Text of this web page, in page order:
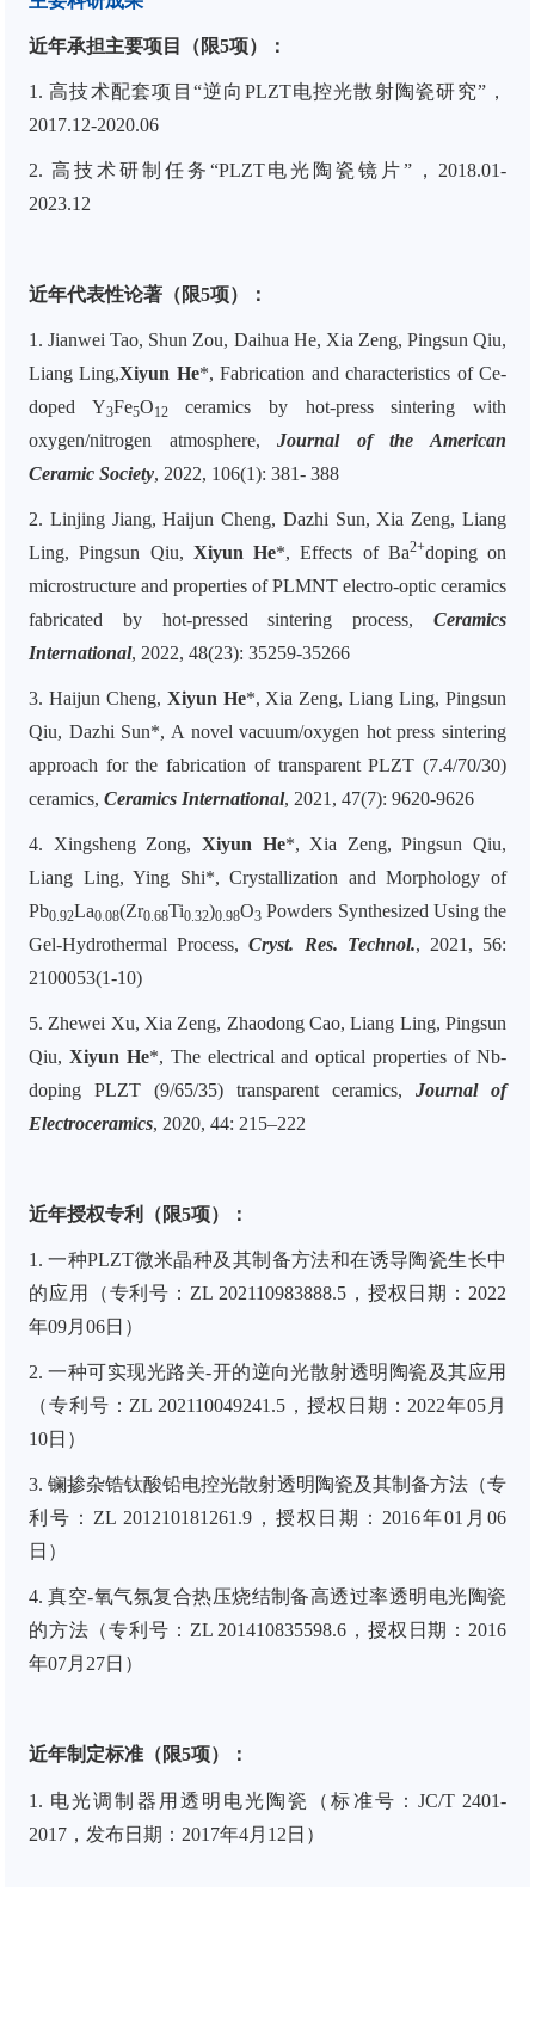
近年承担主要项目（限5项）：
1.高技术配套项目“逆向 PLZT电控光散射陶瓷研究”，
2017.12-2020.06
2. 高技术研制任务“PLZT电光陶瓷镜片”， 2018.01-
2023.12
近年代表性论著（限5项）：
1. Jianwei Tao, Shun Zou, Daihua He, Xia Zeng, Pingsun Qiu,
Liang Ling,Xiyun He*, Fabrication and characteristics of Ce‐
doped Y3Fe5O12ceramics by hot‐press sintering with
oxygen/nitrogen atmosphere,Journal of the American
Ceramic Society, 2022, 106(1): 381- 388
2. Linjing Jiang, Haijun Cheng, Dazhi Sun, Xia Zeng, Liang
Ling, Pingsun Qiu, Xiyun He*, Effects of Ba2+doping on
microstructure and properties of PLMNT electro-optic ceramics
fabricated by hot-pressed sintering process, Ceramics
International, 2022, 48(23): 35259-35266
3. Haijun Cheng, Xiyun He*, Xia Zeng, Liang Ling, Pingsun
Qiu, Dazhi Sun*, A novel vacuum/oxygen hot press sintering
approach for the fabrication of transparent PLZT (7.4/70/30)
ceramics, Ceramics International, 2021, 47(7): 9620-9626
4. Xingsheng Zong, Xiyun He*, Xia Zeng, Pingsun Qiu,
Liang Ling, Ying Shi*, Crystallization and Morphology of
Pb0.92La0.08(Zr0.68Ti0.32)0.98O3 Powders Synthesized Using the
Gel-Hydrothermal Process,Cryst. Res. Technol., 2021, 56:
2100053(1-10)
5. Zhewei Xu, Xia Zeng, Zhaodong Cao, Liang Ling, Pingsun
Qiu, Xiyun He*, The electrical and optical properties of Nb-
doping PLZT (9/65/35) transparent ceramics, Journal of
Electroceramics, 2020, 44: 215–222
近年授权专利（限5项）：
1.一种PLZT微米晶种及其制备方法和在诱导陶瓷生长中
的应用
（专利号： ZL 202110983888.5，授权日期： 2022
年09月 06日）
2.一种可实现光路关-开的逆向光散射透明陶瓷及其应用
（专利号： ZL 202110049241.5 ，授权日期： 2022年05 月
10日）
3. 镧掺杂锆钛酸铅电控光散射透明陶瓷及其制备方法 （专
利号： ZL 201210181261.9，授权日期： 2016年01 月06
日）
4.真空-氧气氛复合热压烧结制备高透过率透明电光陶瓷
的方法 （专利号： ZL 201410835598.6 ，授权日期： 2016
年07月 27日）
近年制定标准（限5项）：
1. 电光调制器用透明电光陶瓷（标准号： JC/T 2401-
2017 ，发布日期： 2017年4月 12 日）